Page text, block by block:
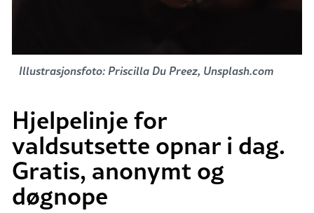
Illustrasjonsfoto: Priscilla Du Preez, Unsplash.com
Hjelpelinje for
valdsutsette opnar i dag.
Gratis, anonymt og
døgnope